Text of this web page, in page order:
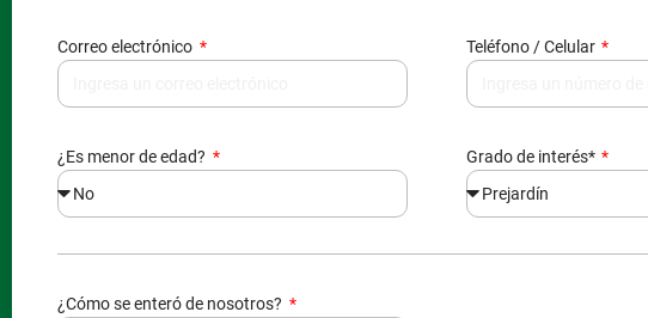
Correo electrónico Teléfono / Celular
¿Es menor de edad? Grado de interés*
¿Cómo se enteró de nosotros?